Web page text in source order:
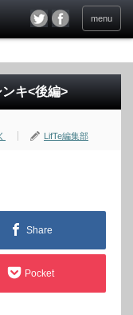
menu
ンキ<後編>
LifTe編集部
Share
Pocket